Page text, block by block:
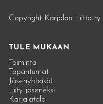
Copyright Karjalan Liitto ry
TULE MUKAAN
Toiminta
Tapahtumat
Jäsenyhteisöt
Liity jäseneksi
Karjalatalo